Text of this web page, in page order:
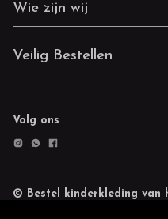
Wie zijn wij
Veilig Bestellen
Volg ons
© Bestel kinderkleding van